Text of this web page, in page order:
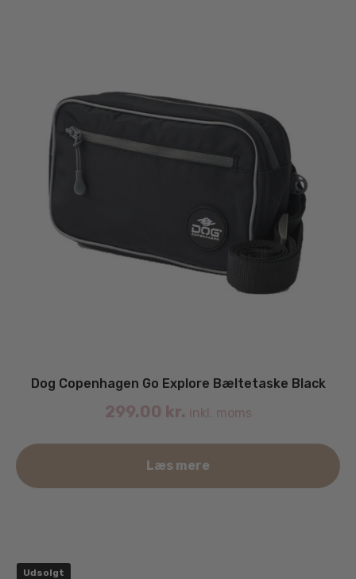
Dog Copenhagen Go Explore Bæltetaske Black
299.00 kr. inkl. moms
Læs mere
Udsolgt